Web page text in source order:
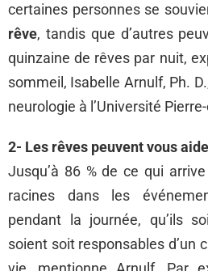
certaines personnes se
rêve, tandis que d’autres
quinzaine de rêves par nuit,
sommeil, Isabelle Arnulf, Ph.
neurologie à l’Université
2- Les rêves peuvent vous
Jusqu’à 86 % de ce qui
racines dans les
pendant la journée, qu’ils
soient soit responsables d’un